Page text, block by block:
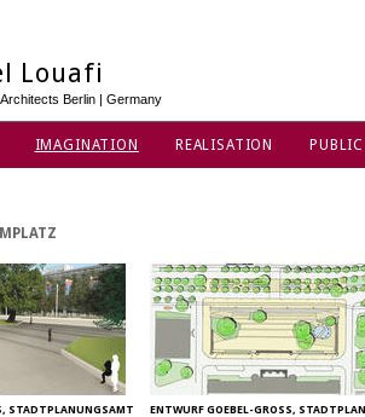
Louafi
Berlin | Germany
IMAGINATION REALISATION
STADTPLANUNGSAMT ENTWURF GOEBEL-GROSS,